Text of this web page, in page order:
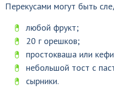
Перекусами могут быть
любой фрукт;
20 г орешков;
простокваша или
небольшой тост с
сырники.